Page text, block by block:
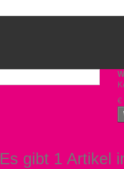
€
Es gibt 1 Artikel